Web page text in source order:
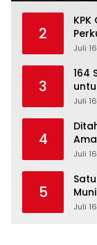
2
Juli
3
164
Juli
4
2026
Juli
5
Juli